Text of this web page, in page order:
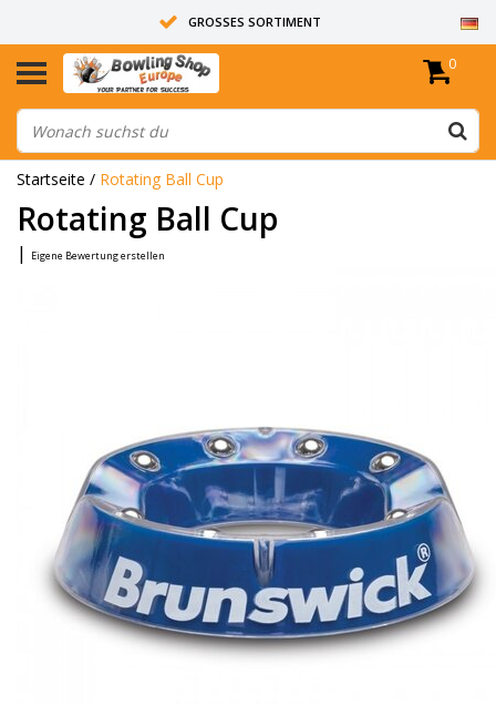
GROSSES SORTIMENT
14 TAGE RÜCKGABERECHT
ALLE BOWLINGKUGELN SIND UNGEBOHRT
0
Startseite / Rotating Ball Cup
Rotating Ball Cup
| Eigene Bewertung erstellen